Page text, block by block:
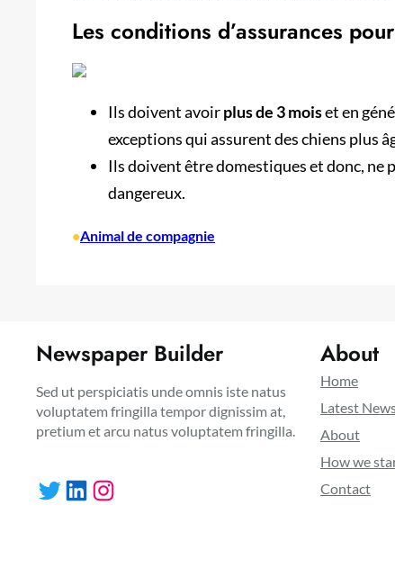
Les conditions d’assurances
Ils doivent avoirplus de 3 moiset en
exceptions qui assurent des chiens plus
Ils doivent être domestiques et donc, ne
dangereux.
•Animal de compagnie
Newspaper Builder
Sed ut perspiciatis unde omnis iste natus
voluptatem fringilla tempor dignissim at,
pretium et arcu natus voluptatem fringilla.
Twitter LinkedIn Instagram
About
Home
Latest
About
How we
Contact